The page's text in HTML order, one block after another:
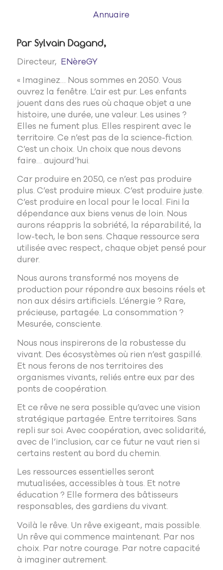
Annuaire
Par Sylvain Dagand,
Directeur, ENèreGY
« Imaginez… Nous sommes en 2050. Vous
ouvrez la fenêtre. L’air est pur. Les enfants
jouent dans des rues où chaque objet a une
histoire, une durée, une valeur. Les usines ?
Elles ne fument plus. Elles respirent avec le
territoire. Ce n’est pas de la science-fiction.
C’est un choix. Un choix que nous devons
faire… aujourd’hui.
Car produire en 2050, ce n’est pas produire
plus. C’est produire mieux. C’est produire juste.
C’est produire en local pour le local. Fini la
dépendance aux biens venus de loin. Nous
aurons réappris la sobriété, la réparabilité, la
low-tech, le bon sens. Chaque ressource sera
utilisée avec respect, chaque objet pensé pour
durer.
Nous aurons transformé nos moyens de
production pour répondre aux besoins réels et
non aux désirs artificiels. L’énergie ? Rare,
précieuse, partagée. La consommation ?
Mesurée, consciente.
Nous nous inspirerons de la robustesse du
vivant. Des écosystèmes où rien n’est gaspillé.
Et nous ferons de nos territoires des
organismes vivants, reliés entre eux par des
ponts de coopération.
Et ce rêve ne sera possible qu’avec une vision
stratégique partagée. Entre territoires. Sans
repli sur soi. Avec coopération, avec solidarité,
avec de l’inclusion, car ce futur ne vaut rien si
certains restent au bord du chemin.
Les ressources essentielles seront
mutualisées, accessibles à tous. Et notre
éducation ? Elle formera des bâtisseurs
responsables, des gardiens du vivant.
Voilà le rêve. Un rêve exigeant, mais possible.
Un rêve qui commence maintenant. Par nos
choix. Par notre courage. Par notre capacité
à imaginer autrement.